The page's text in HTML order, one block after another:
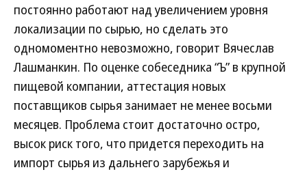
постоянно работают над увеличением уровня
локализации по сырью, но сделать это
одномоментно невозможно, говорит Вячеслав
Лашманкин. По оценке собеседника “Ъ” в крупной
пищевой компании, аттестация новых
поставщиков сырья занимает не менее восьми
месяцев. Проблема стоит достаточно остро,
высок риск того, что придется переходить на
импорт сырья из дальнего зарубежья и